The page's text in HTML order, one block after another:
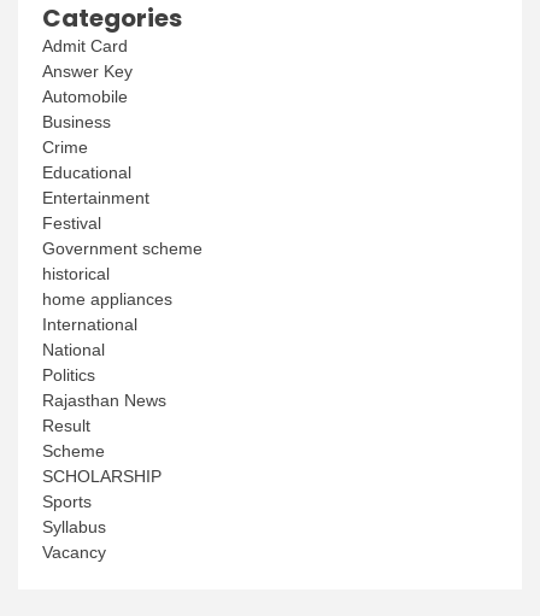
Categories
Admit Card
Answer Key
Automobile
Business
Crime
Educational
Entertainment
Festival
Government scheme
historical
home appliances
International
National
Politics
Rajasthan News
Result
Scheme
SCHOLARSHIP
Sports
Syllabus
Vacancy